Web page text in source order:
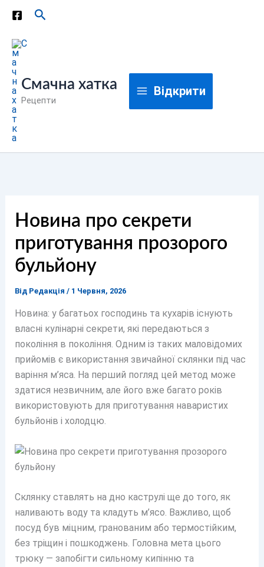
Перейти
вмісту
Пошук
Смачна хатка
Рецепти
Відкрити
Новина про секрети
приготування прозорого
бульйону
Від Редакція / 1 Червня, 2026
Новина: у багатьох господинь та кухарів існують
власні кулінарні секрети, які передаються з
покоління в покоління. Одним із таких маловідомих
прийомів є використання звичайної склянки під час
варіння м’яса. На перший погляд цей метод може
здатися незвичним, але його вже багато років
використовують для приготування наваристих
бульйонів і холодцю.
Склянку ставлять на дно каструлі ще до того, як
наливають воду та кладуть м’ясо. Важливо, щоб
посуд був міцним, гранованим або термостійким,
без тріщин і пошкоджень. Головна мета цього
трюку — запобігти сильному кипінню та